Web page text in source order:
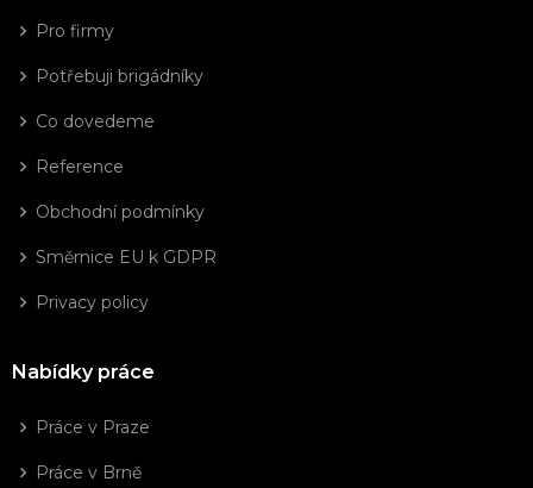
Pro firmy
Potřebuji brigádníky
Co dovedeme
Reference
Obchodní podmínky
Směrnice EU k GDPR
Privacy policy
Nabídky práce
Práce v Praze
Práce v Brně